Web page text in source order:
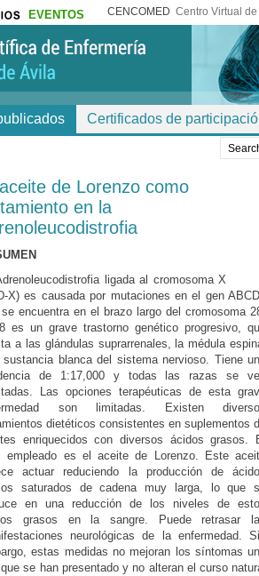
EVENTOS CENCOMED Centro Virtual
Certificados de
de Lorenzo como
en la
ligada al cromosoma X
X) es causada por mutaciones en el gen
encuentra en el brazo largo del cromosoma
es un grave trastorno genético progresivo,
a las glándulas suprarrenales, la médula
blanca del sistema nervioso. Tiene
de 1:17,000 y todas las razas se
Las opciones terapéuticas de esta
son limitadas. Existen
dietéticos consistentes en suplementos
enriquecidos con diversos ácidos grasos.
empleado es el aceite de Lorenzo. Este
actuar reduciendo la producción de
saturados de cadena muy larga, lo que
en una reducción de los niveles de
grasos en la sangre. Puede retrasar
neurológicas de la enfermedad.
estas medidas no mejoran los síntomas
se han presentado y no alteran el curso